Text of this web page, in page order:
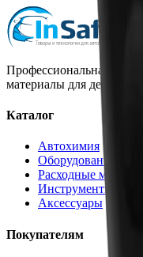
Профессиональная
материалы для
Каталог
Автохимия
Оборудование
Расходные
Инструменты
Аксессуары
Покупателям